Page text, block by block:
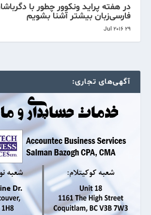
در هفته پراید ونکوور چطور با
فارسی‌زبان بیشتر آشنا بشویم
29 Jul 2016
آگهی‌های تجاری: